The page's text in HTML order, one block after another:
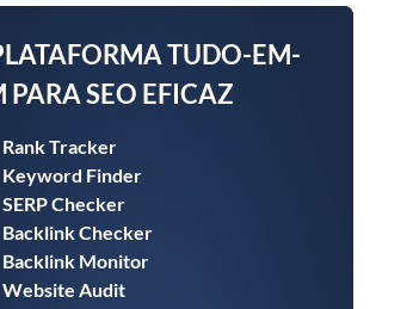
TUDO-EM-
PARA SEO EFICAZ
Rank Tracker
Keyword Finder
SERP Checker
Backlink Checker
Backlink Monitor
Website Audit